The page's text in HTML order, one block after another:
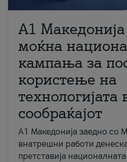
A1
моќна
кампања за
користење на
технологијата
сообраќајот
A1 Македонија заедно со
внатрешни работи
претставија